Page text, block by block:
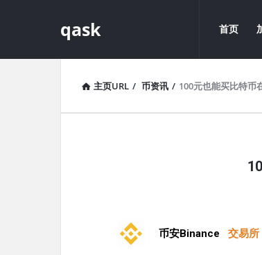
qask
导
航
首页
主页URL / 币资讯 / 100元也能买比特币
币安Binance 交易所